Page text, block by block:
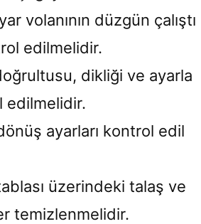
volanının düzgün çalıştı
edilmelidir.
dikliği ve ayarla
edilmelidir.
ayarları kontrol edil
üzerindeki talaş ve
temizlenmelidir.